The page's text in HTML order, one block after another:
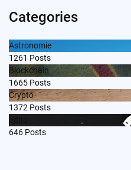
Categories
Astronomie
1261 Posts
Blockchain
1665 Posts
Crypto
1372 Posts
646 Posts